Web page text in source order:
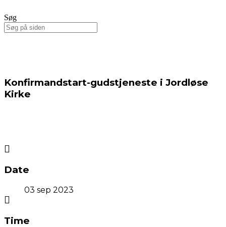
Søg
Konfirmandstart-gudstjeneste i Jordløse
Kirke
Date
03 sep 2023
Time